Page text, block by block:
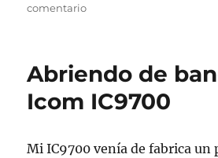
comentarioen
IC7000
Abriendo de
Icom IC9700
Mi IC9700 venía de fabrica un